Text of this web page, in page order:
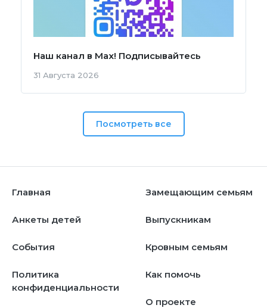
Наш канал в Мах! Подписывайтесь
31 Августа 2026
Посмотреть все
Главная
Анкеты детей
События
Политика
конфиденциальности
Замещающим семьям
Выпускникам
Кровным семьям
Как помочь
О проекте